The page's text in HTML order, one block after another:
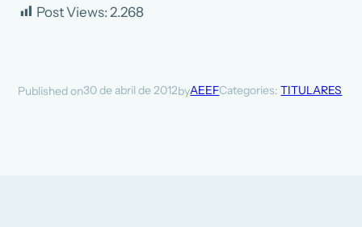
Post Views: 2.268
Published on30 de abril de 2012byAEEFCategories:TITULARES